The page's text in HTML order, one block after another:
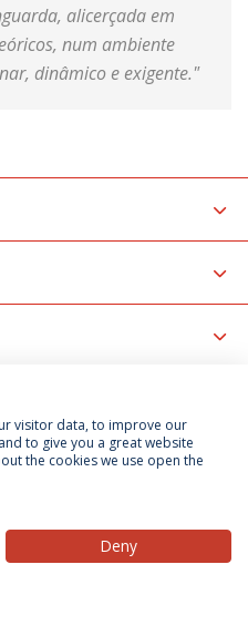
alicerçada em
num ambiente
dinâmico e exigente."
Termos & Condições
Portuguesa
visitor data, to improve our
to give you a great website
the cookies we use open the
Deny